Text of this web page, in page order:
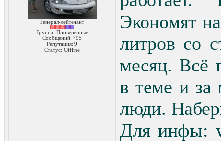
Генерал-лейтенант
Группа: Проверенные
Сообщений: 795
Репутация: 9
Статус: Offline
Экономят
литров со
месяц. Всё
в теме и за
люди.
Для инфы: